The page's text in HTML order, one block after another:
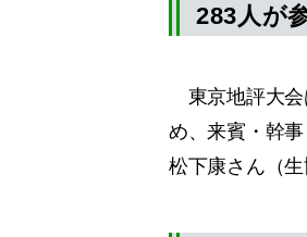
283人が
東京地評大会
め、来賓・幹
松下康さん（